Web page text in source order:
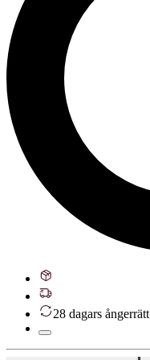
28 dagars ångerrätt